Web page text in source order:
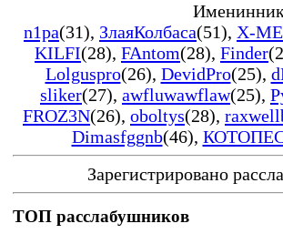
n1pa(31), ЗлаяКолбаса(51), X-
KILFI(28), FAntom(28), Finder
Lolguspro(26), DevidPro(25),
sliker(27), awfluwawflaw(25),
FROZ3N(26), oboltys(28),
Dimasfggnb(46),
Зарегистрировано
ТОП расслабушников